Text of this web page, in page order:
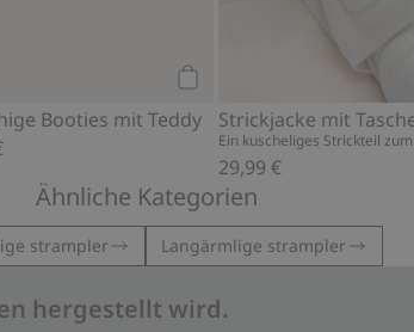
Booties mit Teddy
Strickjacke mit
Ein kuscheliges Strickteil
29,99 €
Ähnliche Kategorien
strampler Langärmlige strampler
hergestellt wird.